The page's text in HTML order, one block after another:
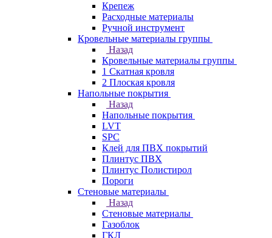
Крепеж
Расходные материалы
Ручной инструмент
Кровельные материалы группы
Назад
Кровельные материалы группы
1 Скатная кровля
2 Плоская кровля
Напольные покрытия
Назад
Напольные покрытия
LVT
SPC
Клей для ПВХ покрытий
Плинтус ПВХ
Плинтус Полистирол
Пороги
Стеновые материалы
Назад
Стеновые материалы
Газоблок
ГКЛ